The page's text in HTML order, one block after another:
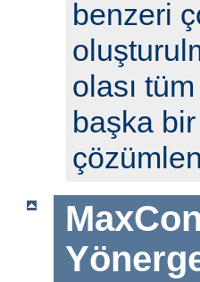
benzeri
olası
başka